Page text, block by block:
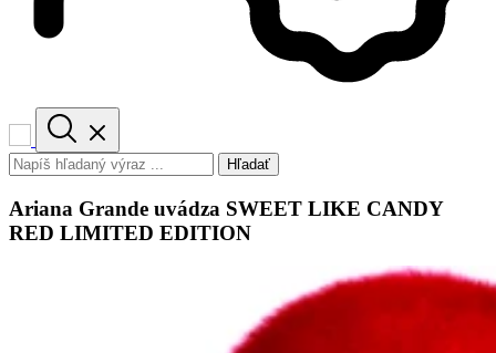
Hľadať
Ariana Grande uvádza SWEET LIKE CANDY
RED LIMITED EDITION